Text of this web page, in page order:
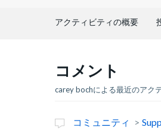
アクティビティの概要
コメント
carey bochによる最近のアク
コミュニティ